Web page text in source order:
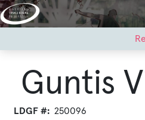
Pārlekt
uz
menu
Guntis
LDGF #
250096